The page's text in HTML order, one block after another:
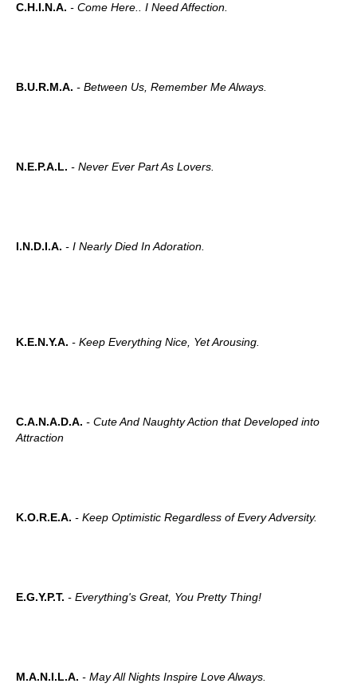
C.H.I.N.A. - Come Here.. I Need Affection.
B.U.R.M.A. - Between Us, Remember Me Always.
N.E.P.A.L. - Never Ever Part As Lovers.
I.N.D.I.A. - I Nearly Died In Adoration.
K.E.N.Y.A. - Keep Everything Nice, Yet Arousing.
C.A.N.A.D.A. - Cute And Naughty Action that Developed into
Attraction
K.O.R.E.A. - Keep Optimistic Regardless of Every Adversity.
E.G.Y.P.T. - Everything's Great, You Pretty Thing!
M.A.N.I.L.A. - May All Nights Inspire Love Always.